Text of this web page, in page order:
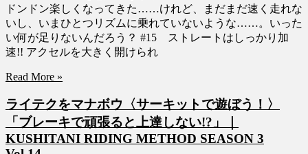
ドンドン楽しくなってきた……けれど、まだまだ速く走れな
いし、いまひとつリズムに乗れていないような……。いった
い何が足りないんだろう？ #15 ストレートはしっかり加
速!! アクセルを大きく開けられ
Read More »
ライテクをマナボウ〈サーキットで遊ぼう！〉
「ブレーキで頑張ると上達しない!?」｜
KUSHITANI RIDING METHOD SEASON 3